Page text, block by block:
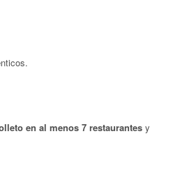
en al menos 7 restaurantes y